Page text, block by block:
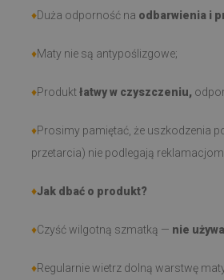
♦Duża odporność na odbarwienia i
♦Maty nie są antypoślizgowe;
♦Produktłatwy w czyszczeniu,
♦Prosimy pamiętać, że uszkodzenia
przetarcia) nie podlegają reklamacjom.
♦Jak dbać o produkt?
♦Czyść wilgotną szmatką — nie
♦Regularnie wietrz dolną warstwę